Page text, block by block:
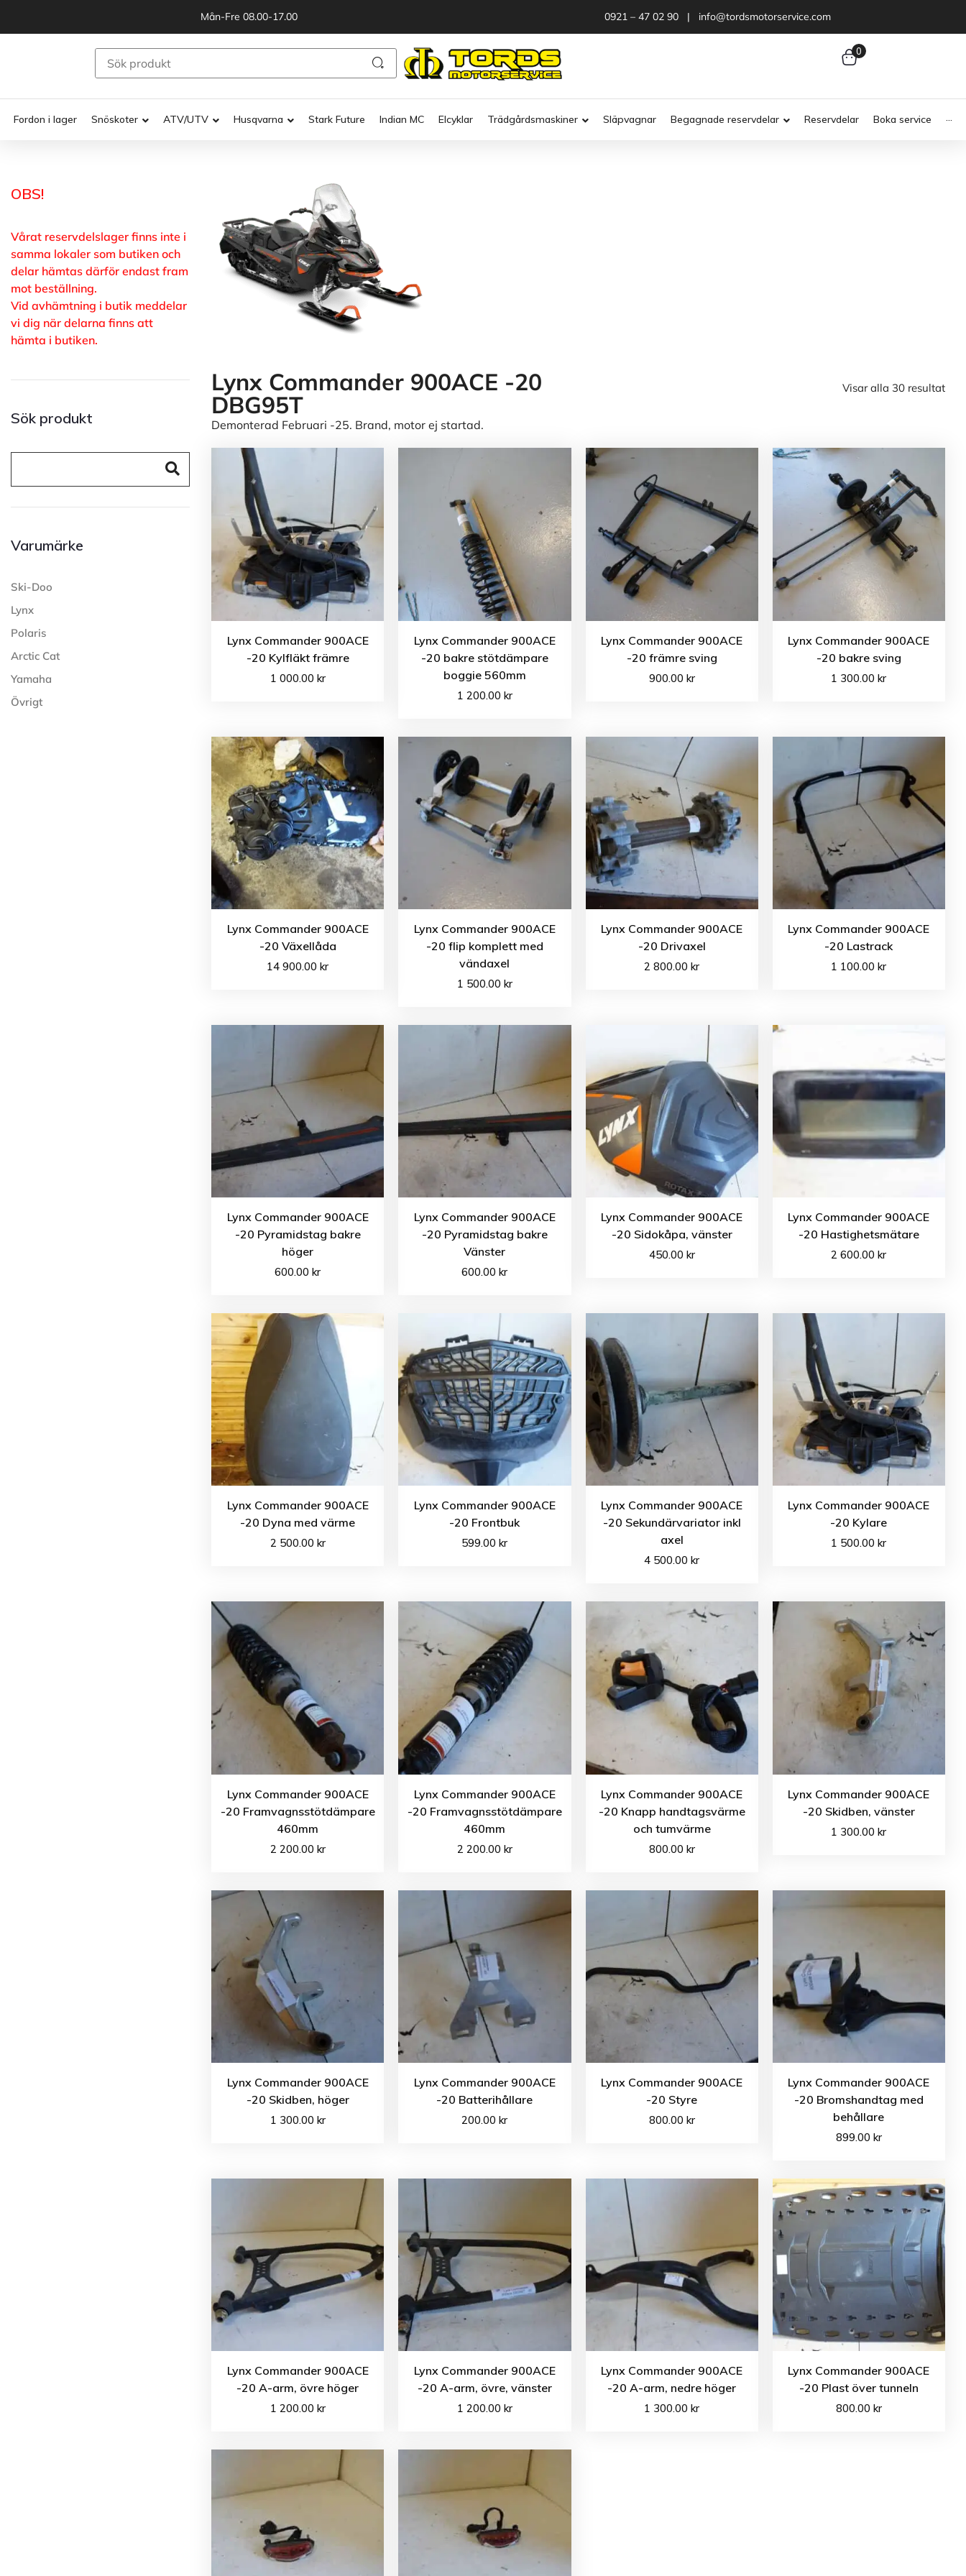
Mån-Fre 08.00-17.00 0921 – 47 02 90 | info@tordsmotorservice.com
0
Fordon i lager Snöskoter ATV/UTV Husqvarna Stark Future Indian MC Elcyklar Trädgårdsmaskiner Släpvagnar Begagnade reservdelar Reservdelar Boka service ···
OBS!
Vårat reservdelslager finns inte i
samma lokaler som butiken och
delar hämtas därför endast fram
mot beställning.
Vid avhämtning i butik meddelar
vi dig när delarna finns att
hämta i butiken.
Sök produkt
Varumärke
Ski-Doo
Lynx
Polaris
Arctic Cat
Yamaha
Övrigt
Lynx Commander 900ACE -20
DBG95T
Visar alla 30 resultat
Demonterad Februari -25. Brand, motor ej startad.
Lynx Commander 900ACE
-20 Kylfläkt främre
1 000.00 kr
Lynx Commander 900ACE
-20 bakre stötdämpare
boggie 560mm
1 200.00 kr
Lynx Commander 900ACE
-20 främre sving
900.00 kr
Lynx Commander 900ACE
-20 bakre sving
1 300.00kr
Lynx Commander 900ACE
-20 Växellåda
14 900.00kr
Lynx Commander 900ACE
-20 flip komplett med
vändaxel
1 500.00 kr
Lynx Commander 900ACE
-20 Drivaxel
2 800.00kr
Lynx Commander 900ACE
-20 Lastrack
1 100.00kr
Lynx Commander 900ACE
-20 Pyramidstag bakre
höger
600.00kr
Lynx Commander 900ACE
-20 Pyramidstag bakre
Vänster
600.00kr
Lynx Commander 900ACE
-20 Sidokåpa, vänster
450.00 kr
Lynx Commander 900ACE
-20 Hastighetsmätare
2 600.00kr
Lynx Commander 900ACE
-20 Dyna med värme
2 500.00 kr
Lynx Commander 900ACE
-20 Frontbuk
599.00kr
Lynx Commander 900ACE
-20 Sekundärvariator inkl
axel
4 500.00kr
Lynx Commander 900ACE
-20 Kylare
1 500.00kr
Lynx Commander 900ACE
-20 Framvagnsstötdämpare
460mm
2 200.00 kr
Lynx Commander 900ACE
-20 Framvagnsstötdämpare
460mm
2 200.00 kr
Lynx Commander 900ACE
-20 Knapp handtagsvärme
och tumvärme
800.00 kr
Lynx Commander 900ACE
-20 Skidben, vänster
1 300.00kr
Lynx Commander 900ACE
-20 Skidben, höger
1 300.00 kr
Lynx Commander 900ACE
-20 Batterihållare
200.00kr
Lynx Commander 900ACE
-20 Styre
800.00 kr
Lynx Commander 900ACE
-20 Bromshandtag med
behållare
899.00 kr
Lynx Commander 900ACE
-20 A-arm, övre höger
1 200.00 kr
Lynx Commander 900ACE
-20 A-arm, övre, vänster
1 200.00 kr
Lynx Commander 900ACE
-20 A-arm, nedre höger
1 300.00kr
Lynx Commander 900ACE
-20 Plast över tunneln
800.00 kr